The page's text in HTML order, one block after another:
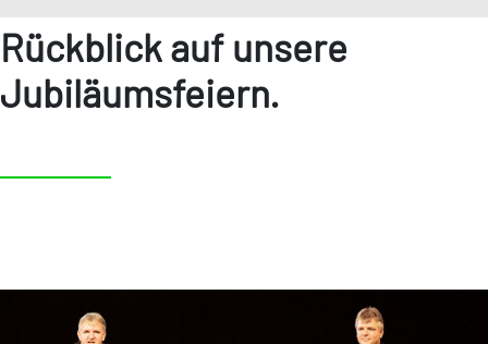
Rückblick auf unsere
Jubiläumsfeiern.